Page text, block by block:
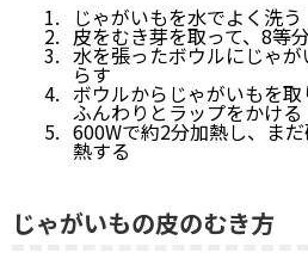
じゃがいもを水でよく洗う
皮をむき芽を取って、8等
水を張ったボウルにじゃ
らす
ボウルからじゃがいもを取
ふんわりとラップをかける
600Wで約2分加熱し、ま
熱する
じゃがいもの皮のむき方